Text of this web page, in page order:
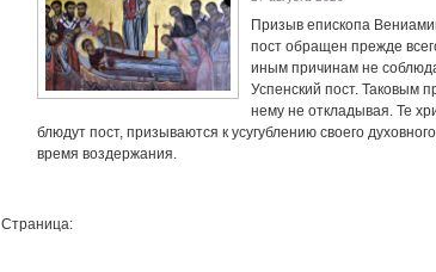
Призыв епископа
пост обращен прежде
иным причинам не
Успенский пост. Таковым
нему не откладывая. Те
блюдут пост, призываются к усугублению своего
время воздержания.
Страница: